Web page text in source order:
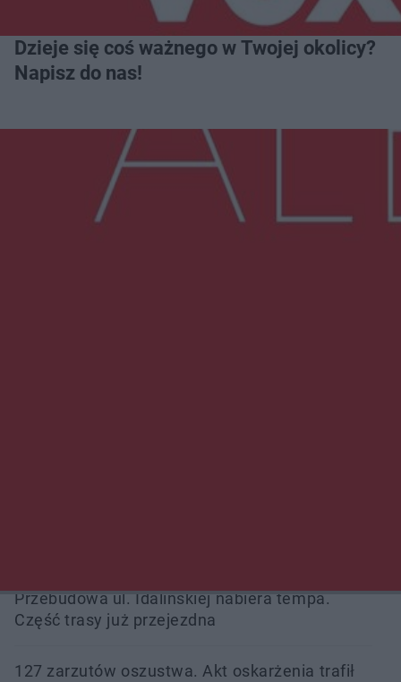
Dzieje się coś ważnego w Twojej okolicy?
Napisz do nas!
Więcej
Przebudowa ul. Idalińskiej nabiera tempa.
Część trasy już przejezdna
127 zarzutów oszustwa. Akt oskarżenia trafił